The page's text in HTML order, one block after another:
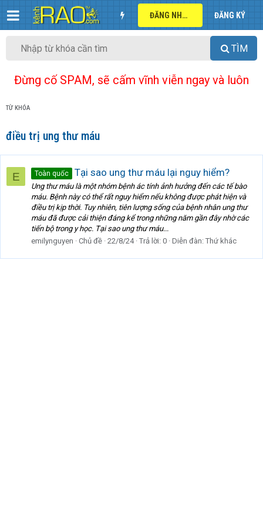
ĐĂNG NHẬP ĐĂNG KÝ
TÌM
Đừng cố SPAM, sẽ cấm vĩnh viễn ngay và luôn
TỪ KHÓA
điều trị ung thư máu
E Toàn quốc Tại sao ung thư máu lại nguy hiểm?
Ung thư máu là một nhóm bệnh ác tính ảnh hưởng đến các tế bào
máu. Bệnh này có thể rất nguy hiểm nếu không được phát hiện và
điều trị kịp thời. Tuy nhiên, tiên lượng sống của bệnh nhân ung thư
máu đã được cải thiện đáng kể trong những năm gần đây nhờ các
tiến bộ trong y học. Tại sao ung thư máu...
emilynguyen
Chủ đề 22/8/24 Trả lời: 0 Diễn đàn: Thứ khác